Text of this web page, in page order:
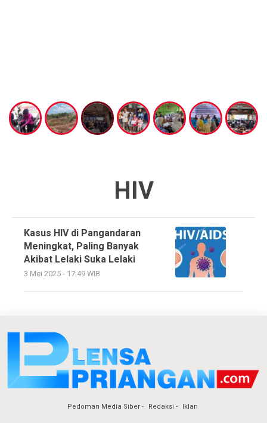
HIV
Kasus HIV di Pangandaran
Meningkat, Paling Banyak
Akibat Lelaki Suka Lelaki
3 Mei 2025 - 17:49 WIB
Pedoman Media Siber Redaksi Iklan